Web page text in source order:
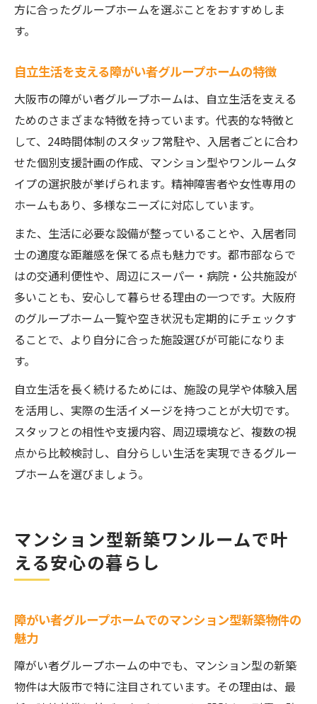
方に合ったグループホームを選ぶことをおすすめしま
す。
自立生活を支える障がい者グループホームの特徴
大阪市の障がい者グループホームは、自立生活を支える
ためのさまざまな特徴を持っています。代表的な特徴と
して、24時間体制のスタッフ常駐や、入居者ごとに合わ
せた個別支援計画の作成、マンション型やワンルームタ
イプの選択肢が挙げられます。精神障害者や女性専用の
ホームもあり、多様なニーズに対応しています。
また、生活に必要な設備が整っていることや、入居者同
士の適度な距離感を保てる点も魅力です。都市部ならで
はの交通利便性や、周辺にスーパー・病院・公共施設が
多いことも、安心して暮らせる理由の一つです。大阪府
のグループホーム一覧や空き状況も定期的にチェックす
ることで、より自分に合った施設選びが可能になりま
す。
自立生活を長く続けるためには、施設の見学や体験入居
を活用し、実際の生活イメージを持つことが大切です。
スタッフとの相性や支援内容、周辺環境など、複数の視
点から比較検討し、自分らしい生活を実現できるグルー
プホームを選びましょう。
マンション型新築ワンルームで叶
える安心の暮らし
障がい者グループホームでのマンション型新築物件の
魅力
障がい者グループホームの中でも、マンション型の新築
物件は大阪市で特に注目されています。その理由は、最